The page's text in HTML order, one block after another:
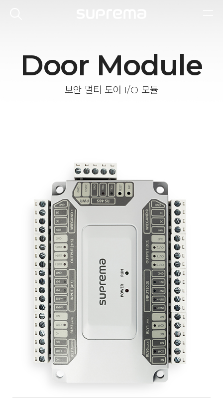
Door Module
보안 멀티 도어 I/O 모듈